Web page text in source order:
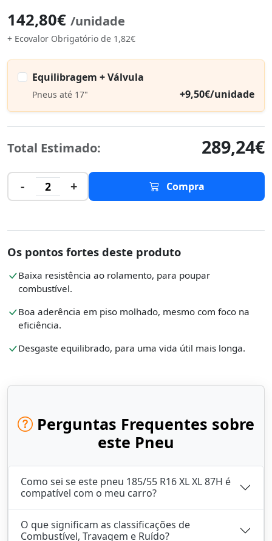
142,80€ /unidade
+ Ecovalor Obrigatório de 1,82€
Equilibragem + Válvula
Pneus até 17" +9,50€/unidade
Total Estimado: 289,24€
- 2 + Compra
Os pontos fortes deste produto
Baixa resistência ao rolamento, para poupar
combustível.
Boa aderência em piso molhado, mesmo com foco na
eficiência.
Desgaste equilibrado, para uma vida útil mais longa.
Perguntas Frequentes sobre
este Pneu
Como sei se este pneu 185/55 R16 XL XL 87H é
compatível com o meu carro?
O que significam as classificações de
Combustível, Travagem e Ruído?